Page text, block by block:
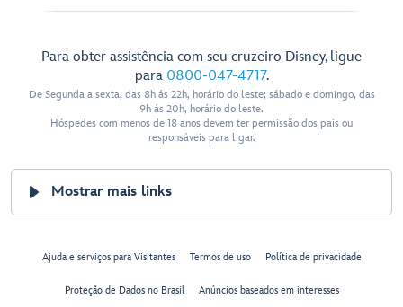
Walt Disney
Theatre
Restroom
Forward Elevator
Para obter assistência com seu cruzeiro Disney, ligue
para 0800-047-4717.
De Segunda a sexta, das 8h ás 22h, horário do leste; sábado e domingo, das
9h ás 20h, horário do leste.
Hóspedes com menos de 18 anos devem ter permissão dos pais ou
responsáveis para ligar.
Mostrar mais links
Ajuda e serviços para Visitantes Termos de uso Política de privacidade
Proteção de Dados no Brasil Anúncios baseados em interesses